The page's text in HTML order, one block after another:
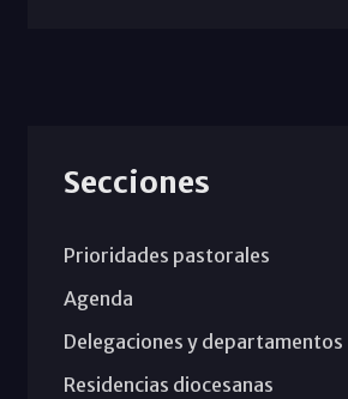
Secciones
Prioridades pastorales
Agenda
Delegaciones y departamentos
Residencias diocesanas